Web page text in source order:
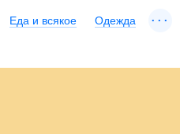
Еда и всякое Одежда ...